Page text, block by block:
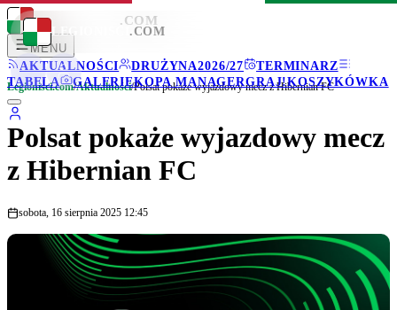
LEGIONISCI .COM
MENU
AKTUALNOŚCI
DRUŻYNA2026/27
TERMINARZ
TABELA
GALERIEKOPA MANAGERGRAJ!KOSZYKÓWKA
LEGIONISCI .COM
Legionisci.com/Aktualności/Polsat pokaże wyjazdowy mecz z Hibernian FC
Polsat pokaże wyjazdowy mecz
z Hibernian FC
sobota, 16 sierpnia 2025 12:45